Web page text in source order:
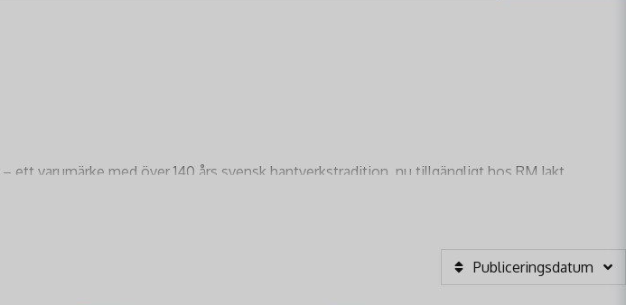
– ett varumärke med över 140 års svensk hantverkstradition, nu tillgängligt hos RM Jakt.
Publiceringsdatum